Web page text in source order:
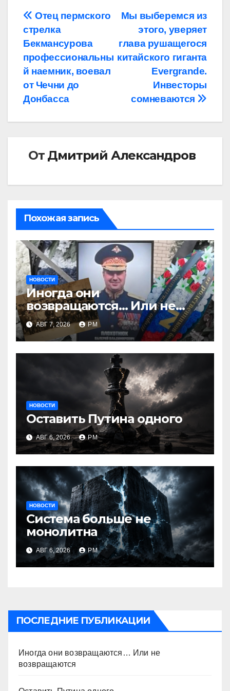
Навигация
по
записям
Мы выберемся из
этого, уверяет
глава рушащегося
китайского гиганта
Evergrande.
Инвесторы
сомневаются
Отец пермского
стрелка
Бекмансурова
профессиональны
й наемник, воевал
от Чечни до
Донбасса
От Дмитрий Александров
Похожая запись
НОВОСТИ
Иногда они
возвращаются… Или не
возвращаются
АВГ 7, 2026 РМ
НОВОСТИ
Оставить Путина одного
АВГ 6, 2026 РМ
НОВОСТИ
Система больше не
монолитна
АВГ 6, 2026 РМ
ПОСЛЕДНИЕ ПУБЛИКАЦИИ
Иногда они возвращаются… Или не
возвращаются